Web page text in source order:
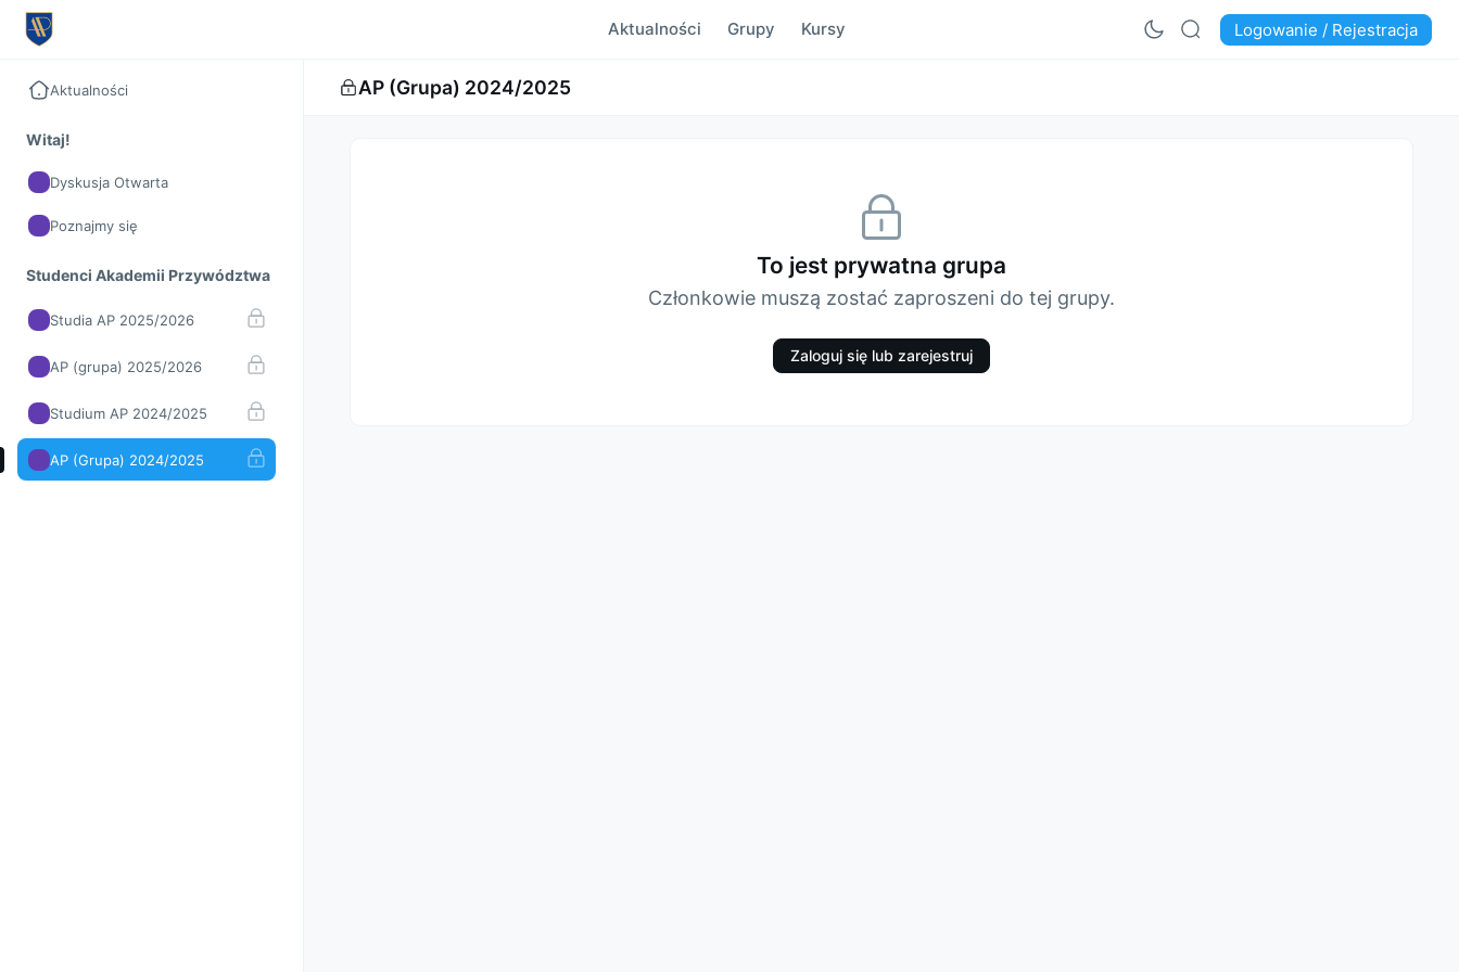
Aktualności Grupy Kursy Logowanie / Rejestracja
Aktualności
Witaj!
Dyskusja Otwarta
Poznajmy się
Studenci Akademii Przywództwa
Studia AP 2025/2026
AP (grupa) 2025/2026
Studium AP 2024/2025
AP (Grupa) 2024/2025
AP (Grupa) 2024/2025
To jest prywatna grupa
Członkowie muszą zostać zaproszeni do tej grupy.
Zaloguj się lub zarejestruj